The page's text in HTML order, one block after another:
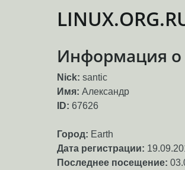
Информация о
Nick: santic
Имя: Александр
ID: 67626
Город: Earth
Дата регистрации:
Последнее посещение: